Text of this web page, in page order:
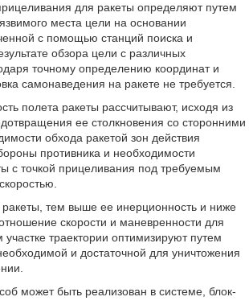
для ракеты определяют путем
места цели на основании
с помощью станций поиска и
обзора цели с различных
точному определению координат и
самонаведения на ракете не требуется.
полета ракеты рассчитывают, исходя из
ее столкновения со сторонними
обхода ракетой зон действия
противника и необходимости
с точкой прицеливания под требуемым
тем выше ее инерционность и ниже
скорости и маневренности для
траектории оптимизируют путем
и достаточной для уничтожения
может быть реализован в системе, блок-